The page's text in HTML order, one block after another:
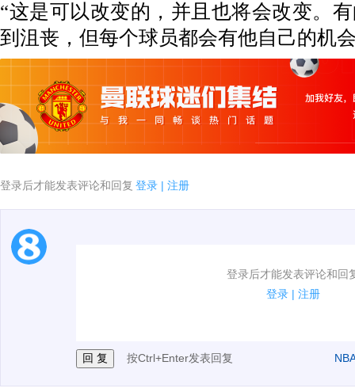
“这是可以改变的，并且也将会改变。
到沮丧，但每个球员都会有他自己的机
登录后才能发表评论和回复 登录 | 注册
登录后才能发表评论和回
登录 | 注册
1.电脑端新用户可以发表评论了！
按Ctrl+Enter发表回复